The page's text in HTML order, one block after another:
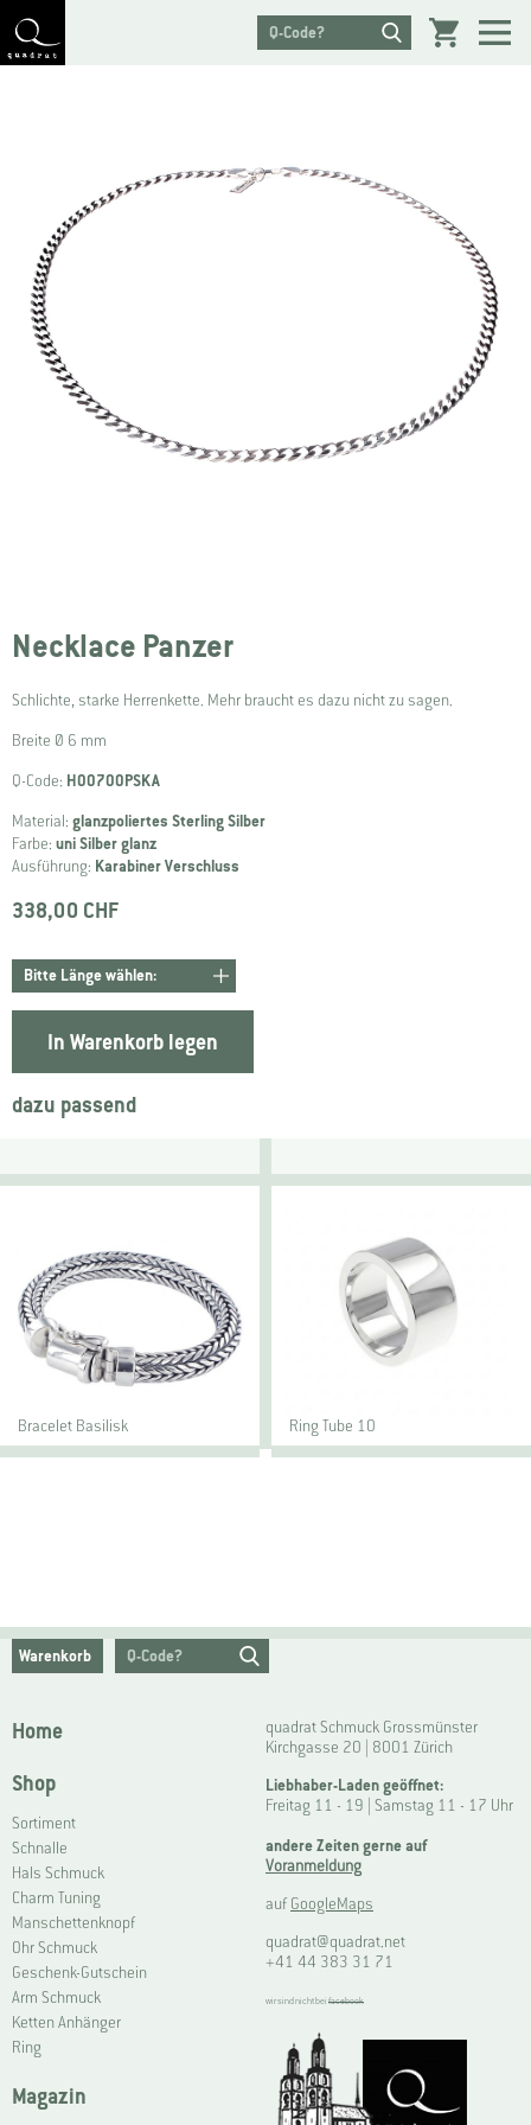
Necklace Panzer
Schlichte, starke Herrenkette. Mehr braucht es dazu nicht zu sagen.
Breite Ø 6 mm
Q-Code: H00700PSKA
Material: glanzpoliertes Sterling Silber
Farbe: uni Silber glanz
Ausführung: Karabiner Verschluss
338,00 CHF
In Warenkorb legen
dazu passend
Bracelet Basilisk Ring Tube 10
Warenkorb
Home
Shop
Sortiment
Schnalle
Hals Schmuck
Charm Tuning
Manschettenknopf
Ohr Schmuck
Geschenk-Gutschein
Arm Schmuck
Ketten Anhänger
Ring
Magazin
quadrat Schmuck Grossmünster
Kirchgasse 20 | 8001 Zürich
Liebhaber-Laden geöffnet:
Freitag 11 - 19 | Samstag 11 - 17 Uhr
andere Zeiten gerne auf
Voranmeldung
auf GoogleMaps
quadrat@quadrat.net
+41 44 383 31 71
wir sind nicht bei facebook